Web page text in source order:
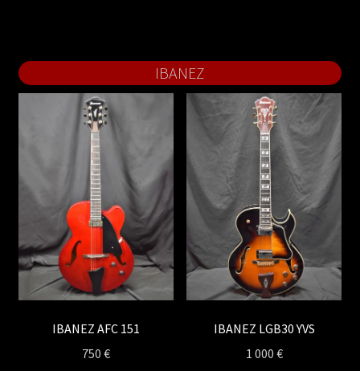
IBANEZ
IBANEZ AFC 151
750 €
IBANEZ LGB30 YVS
1 000 €